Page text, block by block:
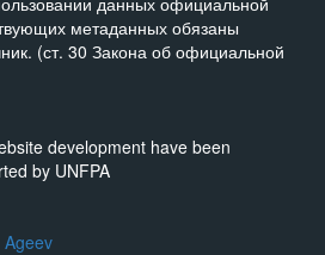
метаданных обязаны
(ст. 30 Закона об официальной
development have been
by UNFPA
Ageev